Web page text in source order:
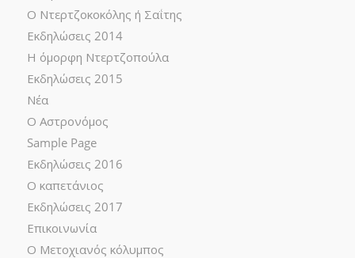
Ο Ντερτζοκοκόλης ή Σαΐτης
Εκδηλώσεις 2014
Η όμορφη Ντερτζοπούλα
Εκδηλώσεις 2015
Νέα
Ο Αστρονόμος
Sample Page
Εκδηλώσεις 2016
Ο καπετάνιος
Εκδηλώσεις 2017
Επικοινωνία
Ο Μετοχιανός κόλυμπος